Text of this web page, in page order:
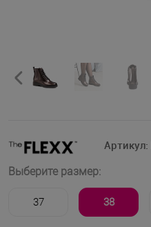
Артикул:
Выберите размер:
37 38